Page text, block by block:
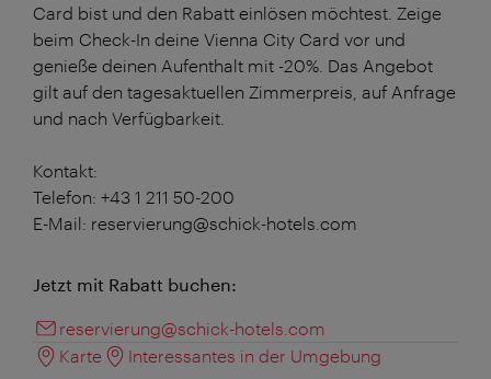
Card bist und den Rabatt einlösen möchtest. Zeige
beim Check-In deine Vienna City Card vor und
genieße deinen Aufenthalt mit -20%. Das Angebot
gilt auf den tagesaktuellen Zimmerpreis, auf Anfrage
und nach Verfügbarkeit.
Kontakt:
Telefon: +43 1 211 50-200
E-Mail: reservierung@schick-hotels.com
Jetzt mit Rabatt buchen:
reservierung@schick-hotels.com
Karte
Interessantes in der Umgebung